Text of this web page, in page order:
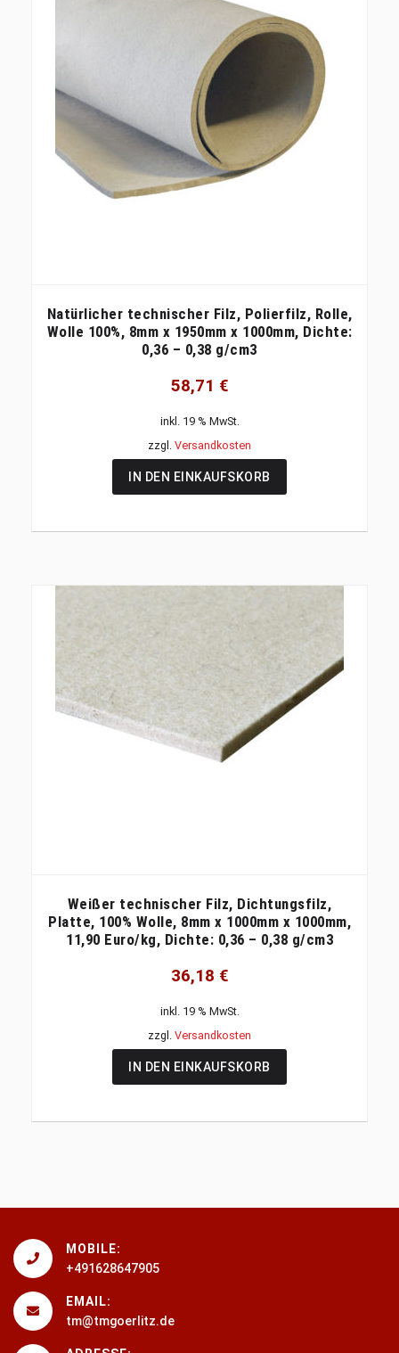
Natürlicher technischer Filz, Polierfilz, Rolle,
Wolle 100%, 8mm x 1950mm x 1000mm, Dichte:
0,36 – 0,38 g/cm3
58,71 €
inkl. 19 % MwSt.
zzgl. Versandkosten
IN DEN EINKAUFSKORB
Weißer technischer Filz, Dichtungsfilz,
Platte, 100% Wolle, 8mm x 1000mm x 1000mm,
11,90 Euro/kg, Dichte: 0,36 – 0,38 g/cm3
36,18 €
inkl. 19 % MwSt.
zzgl. Versandkosten
IN DEN EINKAUFSKORB
MOBILE:
+491628647905
EMAIL:
tm@tmgoerlitz.de